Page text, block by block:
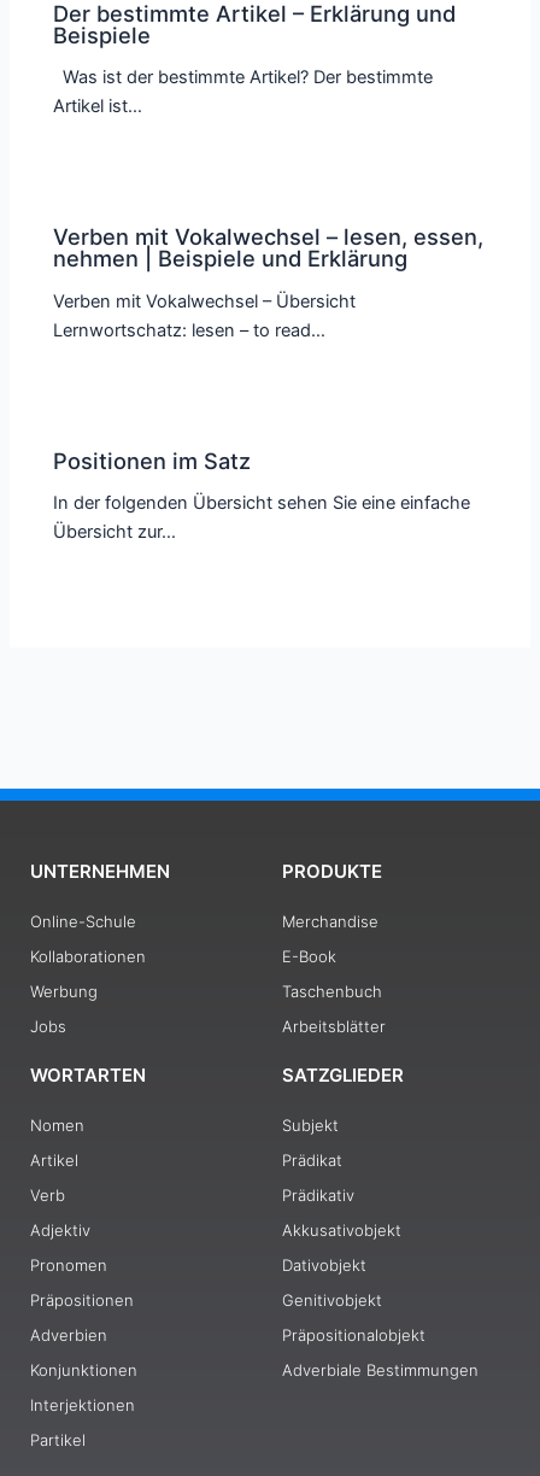
Der bestimmte Artikel – Erklärung und
Beispiele
Was ist der bestimmte Artikel? Der bestimmte
Artikel ist…
Verben mit Vokalwechsel – lesen, essen,
nehmen | Beispiele und Erklärung
Verben mit Vokalwechsel – Übersicht
Lernwortschatz: lesen – to read…
Positionen im Satz
In der folgenden Übersicht sehen Sie eine einfache
Übersicht zur…
UNTERNEHMEN
Online-Schule
Kollaborationen
Werbung
Jobs
PRODUKTE
Merchandise
E-Book
Taschenbuch
Arbeitsblätter
WORTARTEN
Nomen
Artikel
Verb
Adjektiv
Pronomen
Präpositionen
Adverbien
Konjunktionen
Interjektionen
Partikel
SATZGLIEDER
Subjekt
Prädikat
Prädikativ
Akkusativobjekt
Dativobjekt
Genitivobjekt
Präpositionalobjekt
Adverbiale Bestimmungen